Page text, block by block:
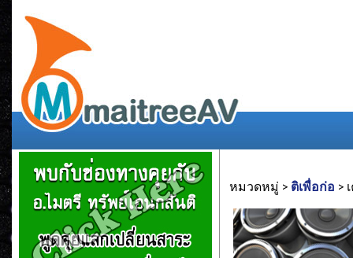
หมวดหมู่ > ติเพื่อก่อ >